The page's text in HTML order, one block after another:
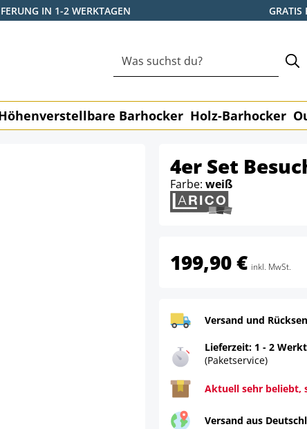
IN 1-2 WERKTAGEN GRATIS
Barhocker Holz-Barhocker
4er Set
Farbe: weiß
199,90 € inkl. MwSt.
Versand und
Lieferzeit: 1 - 2
(Paketservice)
Aktuell sehr beliebt,
Versand aus